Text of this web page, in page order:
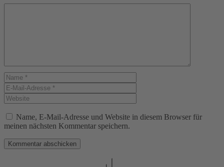
Name
Mail-
Adresse
Name, E-Mail-Adresse und Website in diesem Browser für
meinen nächsten Kommentar speichern.